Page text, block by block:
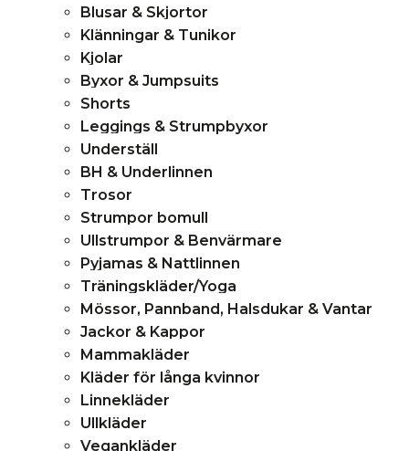
Blusar & Skjortor
Klänningar & Tunikor
Kjolar
Byxor & Jumpsuits
Shorts
Leggings & Strumpbyxor
Underställ
BH & Underlinnen
Trosor
Strumpor bomull
Ullstrumpor & Benvärmare
Pyjamas & Nattlinnen
Träningskläder/Yoga
Mössor, Pannband, Halsdukar & Vantar
Jackor & Kappor
Mammakläder
Kläder för långa kvinnor
Linnekläder
Ullkläder
Vegankläder